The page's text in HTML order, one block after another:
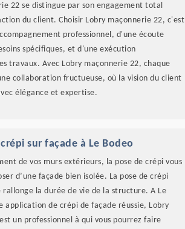
22 se distingue par son engagement total
du client. Choisir Lobry maçonnerie 22, c'est
professionnel, d'une écoute
spécifiques, et d'une exécution
travaux. Avec Lobry maçonnerie 22, chaque
collaboration fructueuse, où la vision du client
élégance et expertise.
sur façade à Le Bodeo
de vos murs extérieurs, la pose de crépi vous
d’une façade bien isolée. La pose de crépi
rallonge la durée de vie de la structure. A Le
application de crépi de façade réussie, Lobry
un professionnel à qui vous pourrez faire